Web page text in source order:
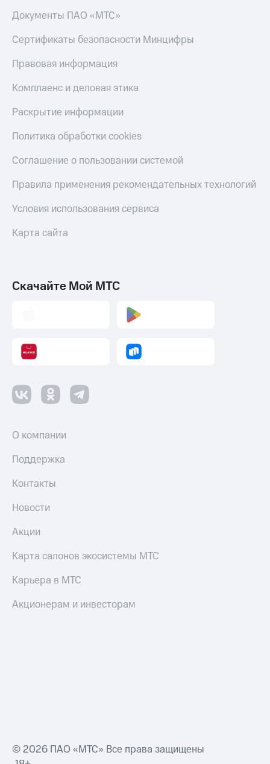
Документы ПАО «МТС»
Сертификаты безопасности Минцифры
Правовая информация
Комплаенс и деловая этика
Раскрытие информации
Политика обработки cookies
Соглашение о пользовании системой
Правила применения рекомендательных технологий
Условия использования сервиса
Карта сайта
Скачайте Мой МТС
О компании
Поддержка
Контакты
Новости
Акции
Карта салонов экосистемы МТС
Карьера в МТС
Акционерам и инвесторам
© 2026 ПАО «МТС» Все права защищены